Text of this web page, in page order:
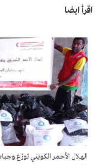
اقرأ ايضا
الهلال الأحمر الكويتي توزع